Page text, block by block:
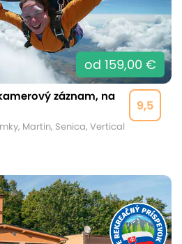
od 159,00 €
9,5
záznam, na
Martin, Senica, Vertical